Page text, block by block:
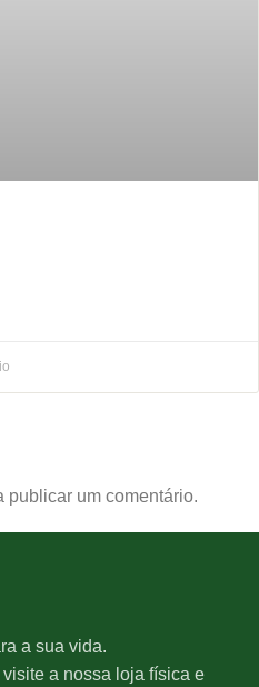
publicar um comentário.
a sua vida.
a nossa loja física e